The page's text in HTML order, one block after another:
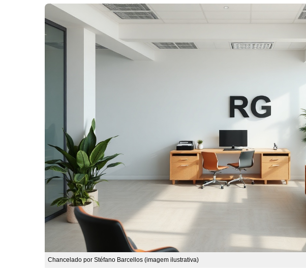
Chancelado por Stéfano Barcellos (imagem ilustrativa)